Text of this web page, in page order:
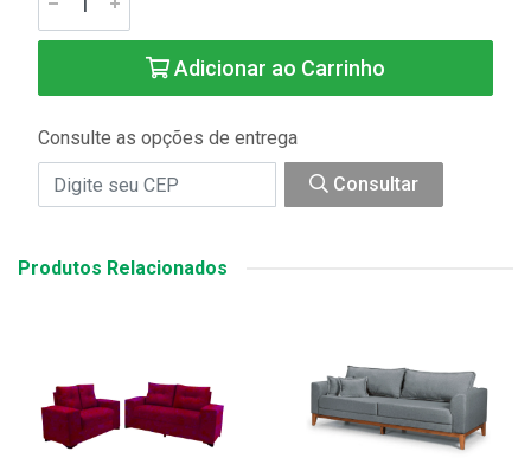
Adicionar ao Carrinho
Consulte as opções de entrega
Consultar
Produtos Relacionados